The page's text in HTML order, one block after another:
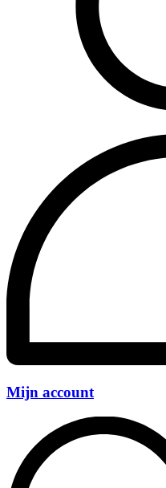
Mijn account